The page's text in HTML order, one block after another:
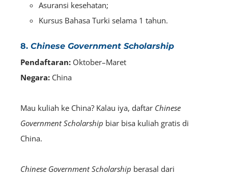
Asuransi kesehatan;
Kursus Bahasa Turki selama 1 tahun.
8. Chinese Government Scholarship
Pendaftaran: Oktober–Maret
Negara: China
Mau kuliah ke China? Kalau iya, daftar Chinese
Government Scholarship biar bisa kuliah gratis di
China.
Chinese Government Scholarship berasal dari